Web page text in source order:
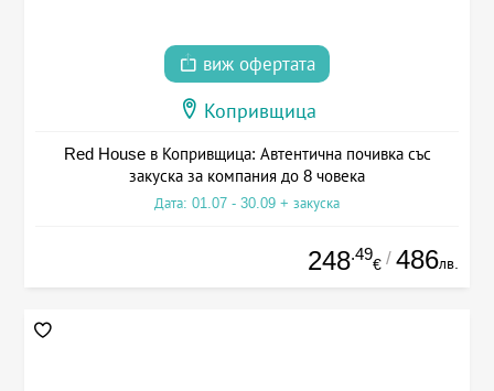
виж офертата
Копривщица
Red House в Копривщица: Автентична почивка със
закуска за компания до 8 човека
Дата: 01.07 - 30.09 + закуска
248.49
€ / 486лв.